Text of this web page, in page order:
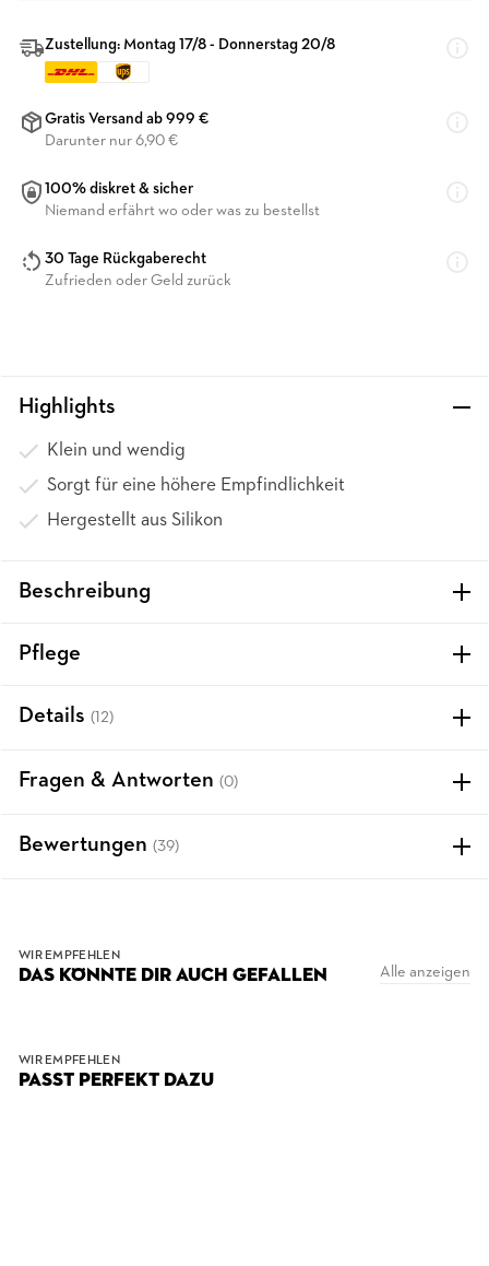
Zustellung: Montag 17/8 - Donnerstag 20/8
Gratis Versand ab 999 €
Darunter nur 6,90 €
100% diskret & sicher
Niemand erfährt wo oder was zu bestellst
30 Tage Rückgaberecht
Zufrieden oder Geld zurück
Highlights
Klein und wendig
Sorgt für eine höhere Empfindlichkeit
Hergestellt aus Silikon
Beschreibung
Pflege
Details (12)
Fragen & Antworten (0)
Bewertungen (39)
WIR EMPFEHLEN
DAS KÖNNTE DIR AUCH GEFALLEN Alle anzeigen
WIR EMPFEHLEN
PASST PERFEKT DAZU